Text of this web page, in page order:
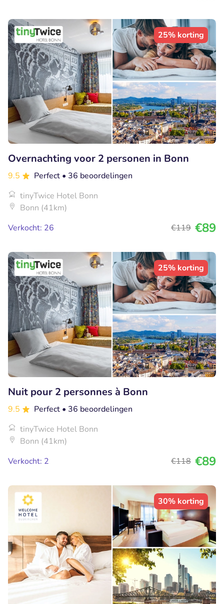
25% korting
Overnachting voor 2 personen in Bonn
9.5 Perfect • 36 beoordelingen
tinyTwice Hotel Bonn
Bonn (41km)
Verkocht: 26
€119 €89
25% korting
Nuit pour 2 personnes à Bonn
9.5 Perfect • 36 beoordelingen
tinyTwice Hotel Bonn
Bonn (41km)
Verkocht: 2
€118 €89
30% korting